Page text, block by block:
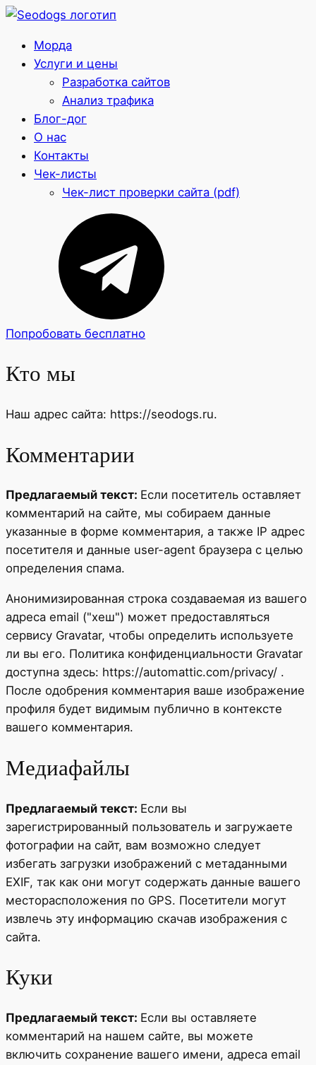
Морда
Услуги и цены
Разработка сайтов
Анализ трафика
Блог-дог
О нас
Контакты
Чек-листы
Чек-лист проверки сайта (pdf)
Попробовать бесплатно
Кто мы
Наш адрес сайта: https://seodogs.ru.
Комментарии
Предлагаемый текст: Если посетитель оставляет
комментарий на сайте, мы собираем данные
указанные в форме комментария, а также IP адрес
посетителя и данные user-agent браузера с целью
определения спама.
Анонимизированная строка создаваемая из вашего
адреса email ("хеш") может предоставляться
сервису Gravatar, чтобы определить используете
ли вы его. Политика конфиденциальности Gravatar
доступна здесь: https://automattic.com/privacy/ .
После одобрения комментария ваше изображение
профиля будет видимым публично в контексте
вашего комментария.
Медиафайлы
Предлагаемый текст: Если вы
зарегистрированный пользователь и загружаете
фотографии на сайт, вам возможно следует
избегать загрузки изображений с метаданными
EXIF, так как они могут содержать данные вашего
месторасположения по GPS. Посетители могут
извлечь эту информацию скачав изображения с
сайта.
Куки
Предлагаемый текст: Если вы оставляете
комментарий на нашем сайте, вы можете
включить сохранение вашего имени, адреса email